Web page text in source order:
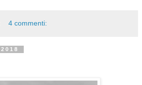
4 commenti: